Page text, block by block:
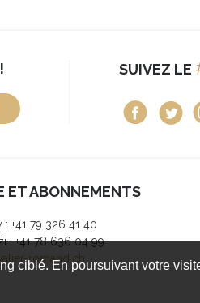
SUIVEZ LE
ET ABONNEMENTS
+41 79 326 41 40
: +41 78 636 04 99
romand.ch
ciblé. En poursuivant votre